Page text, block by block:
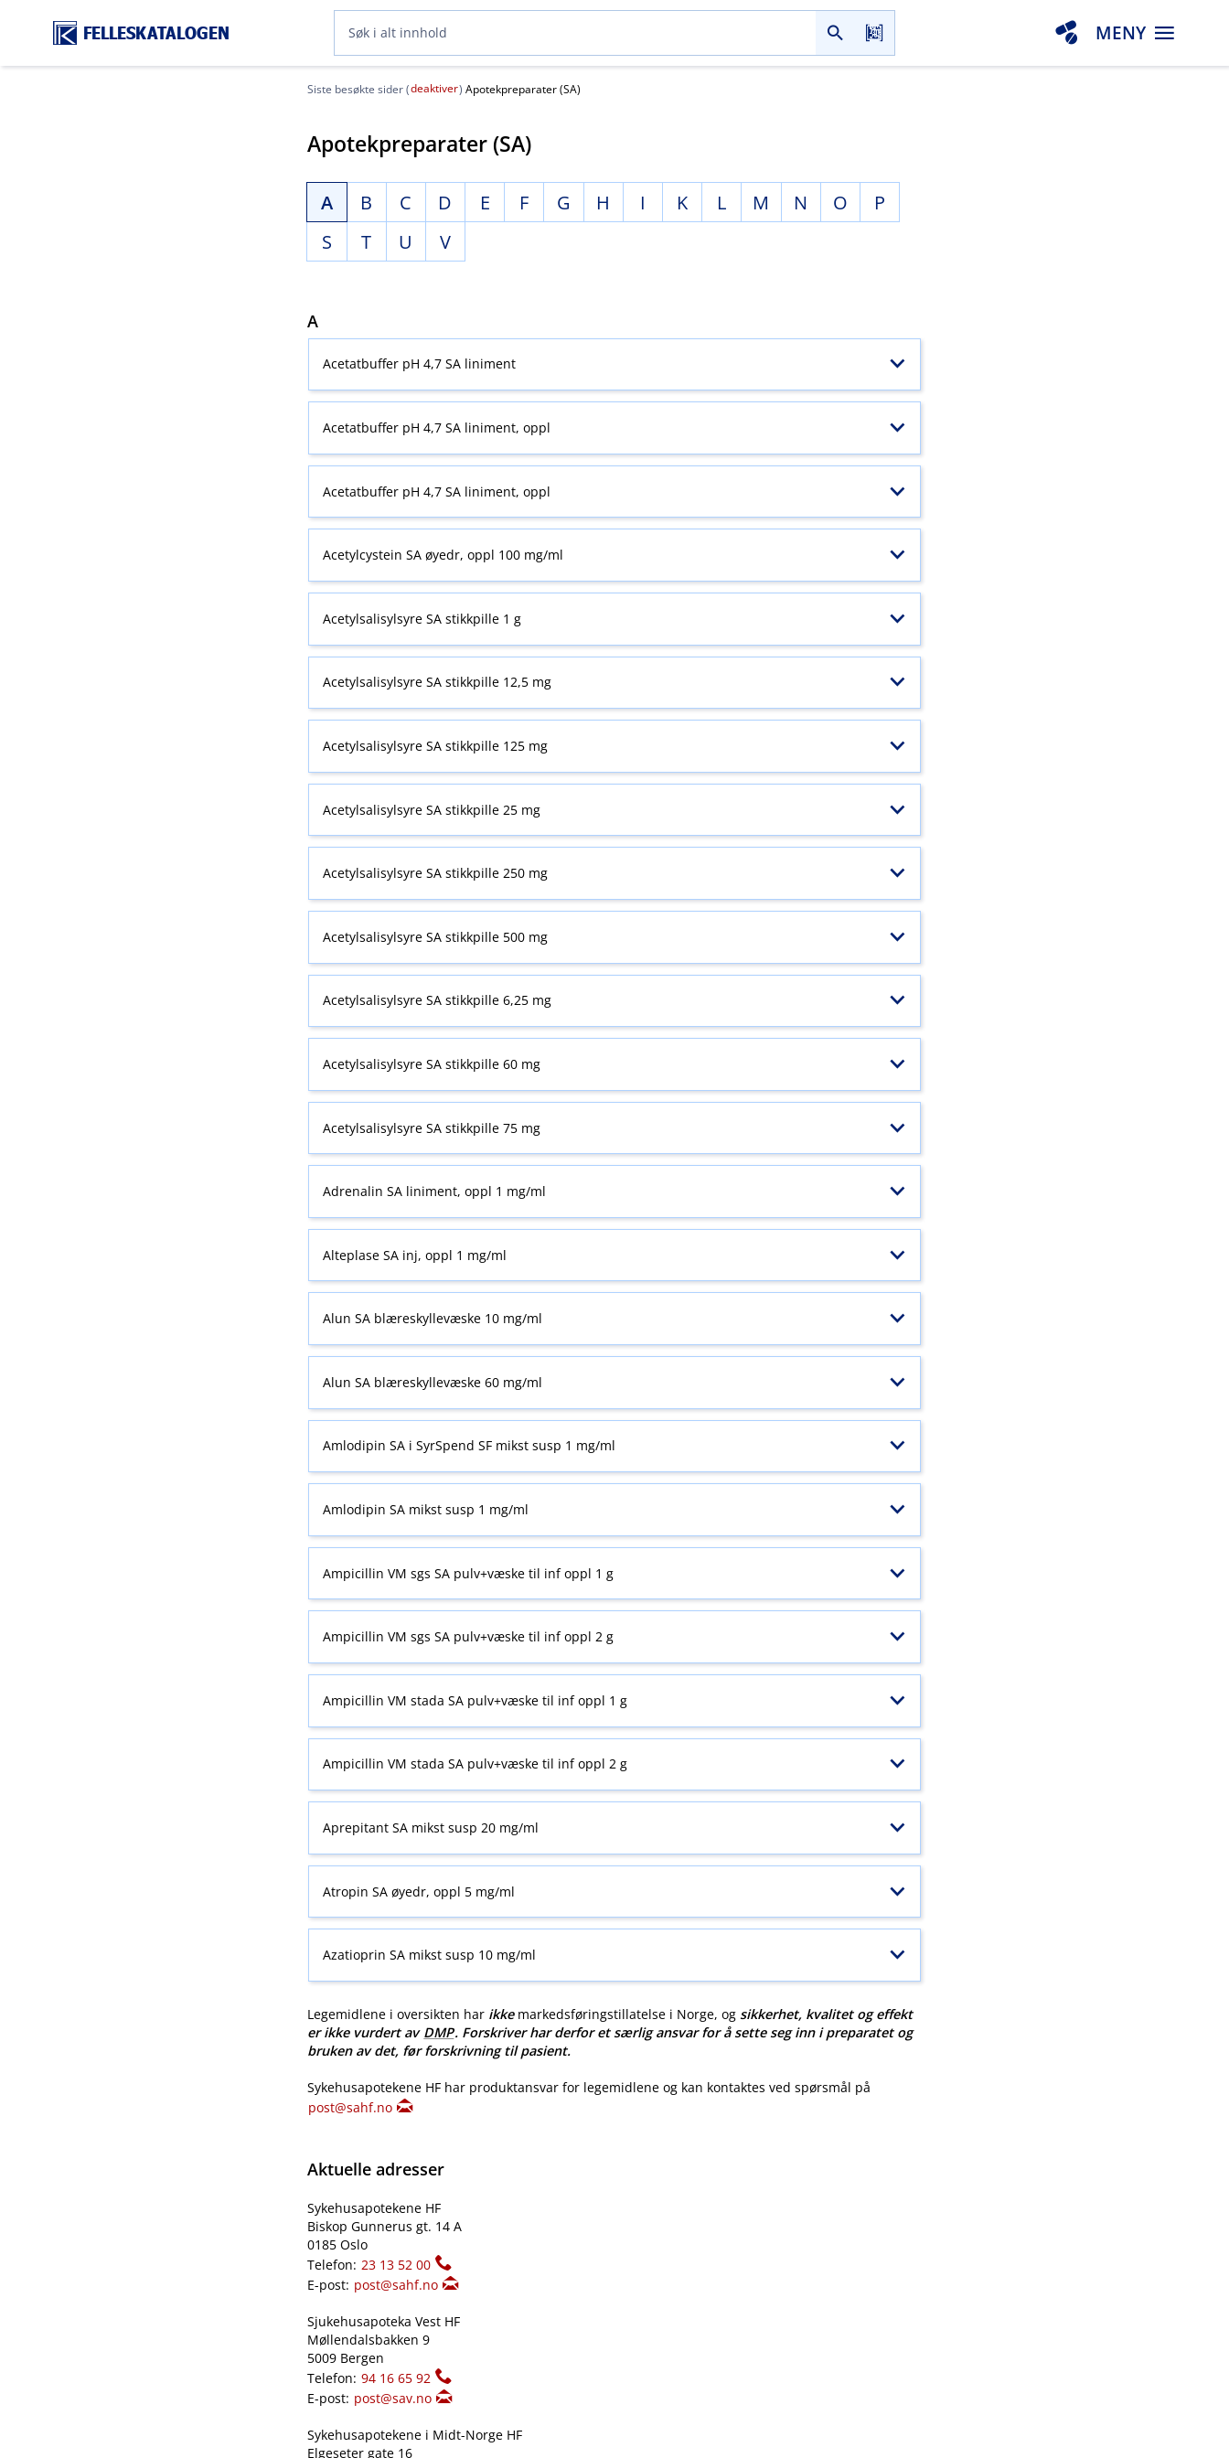
FELLESKATALOGEN MENY
Siste besøkte sider (deaktiver) Apotekpreparater (SA)
Apotekpreparater (SA)
A B C D E F G H I K L M N O
P
S
T U V
A
Acetatbuffer pH 4,7 SA liniment
Acetatbuffer pH 4,7 SA liniment, oppl
Acetatbuffer pH 4,7 SA liniment, oppl
Acetylcystein SA øyedr, oppl 100 mg/ml
Acetylsalisylsyre SA stikkpille 1 g
Acetylsalisylsyre SA stikkpille 12,5 mg
Acetylsalisylsyre SA stikkpille 125 mg
Acetylsalisylsyre SA stikkpille 25 mg
Acetylsalisylsyre SA stikkpille 250 mg
Acetylsalisylsyre SA stikkpille 500 mg
Acetylsalisylsyre SA stikkpille 6,25 mg
Acetylsalisylsyre SA stikkpille 60 mg
Acetylsalisylsyre SA stikkpille 75 mg
Adrenalin SA liniment, oppl 1 mg/ml
Alteplase SA inj, oppl 1 mg/ml
Alun SA blæreskyllevæske 10 mg/ml
Alun SA blæreskyllevæske 60 mg/ml
Amlodipin SA i SyrSpend SF mikst susp 1 mg/ml
Amlodipin SA mikst susp 1 mg/ml
Ampicillin VM sgs SA pulv+væske til inf oppl 1 g
Ampicillin VM sgs SA pulv+væske til inf oppl 2 g
Ampicillin VM stada SA pulv+væske til inf oppl 1 g
Ampicillin VM stada SA pulv+væske til inf oppl 2 g
Aprepitant SA mikst susp 20 mg/ml
Atropin SA øyedr, oppl 5 mg/ml
Azatioprin SA mikst susp 10 mg/ml
Legemidlene i oversikten har ikkemarkedsføringstillatelse i Norge, ogsikkerhet, kvalitet og effekt
er ikke vurdert av DMP. Forskriver har derfor et særlig ansvar for å sette seg inn i preparatet og
bruken av det, før forskrivning til pasient.
Sykehusapotekene HF har produktansvar for legemidlene og kan kontaktes ved spørsmål på
post@sahf.no
Aktuelle adresser
Sykehusapotekene HF
Biskop Gunnerus gt. 14 A
0185 Oslo
Telefon: 23 13 52 00
E-post: post@sahf.no
Sjukehusapoteka Vest HF
Møllendalsbakken 9
5009 Bergen
Telefon: 94 16 65 92
E-post: post@sav.no
Sykehusapotekene i Midt-Norge HF
Elgeseter gate 16